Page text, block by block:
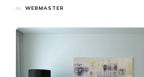
av WEBMASTER